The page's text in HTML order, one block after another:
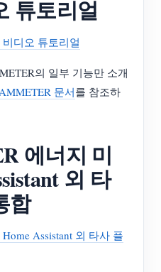
튜토리얼
디오 튜토리얼
의 일부 기능만 소개
문서를 참조하
에너지 미
외 타
합
Assistant 외 타사 플